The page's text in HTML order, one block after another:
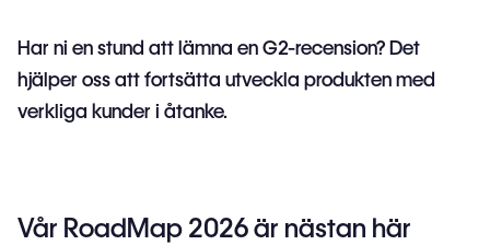
Har ni en stund att lämna en G2-recension? Det
hjälper oss att fortsätta utveckla produkten med
verkliga kunder i åtanke.
Vår RoadMap 2026 är nästan här